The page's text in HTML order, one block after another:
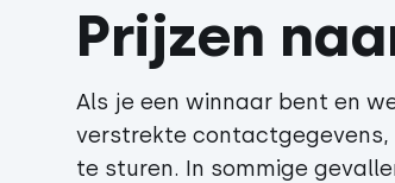
Prijzen
Als je een winnaar bent en
verstrekte contactgegevens,
te sturen. In sommige